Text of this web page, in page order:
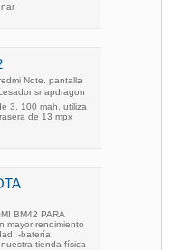
Note. pantalla
snapdragon
3. 100 mah. utiliza
de 13 mpx
BM42 PARA
mayor rendimiento
-batería
tienda física